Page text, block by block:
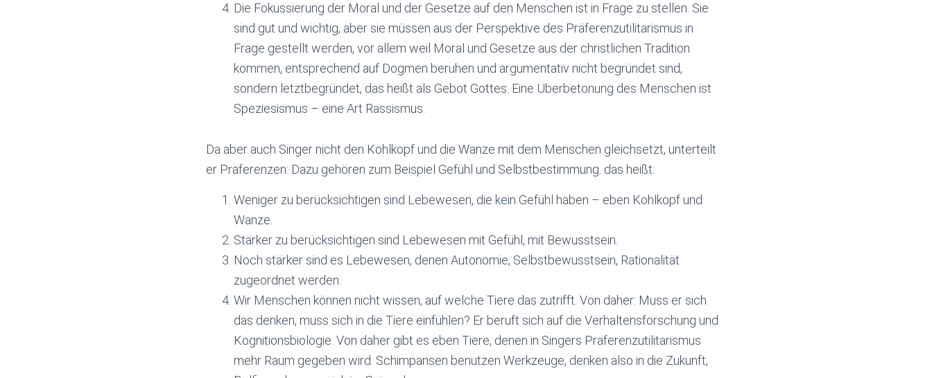
Die Fokussierung der Moral und der Gesetze auf den Menschen ist in Frage zu stellen. Sie
sind gut und wichtig, aber sie müssen aus der Perspektive des Präferenzutilitarismus in
Frage gestellt werden, vor allem weil Moral und Gesetze aus der christlichen Tradition
kommen, entsprechend auf Dogmen beruhen und argumentativ nicht begründet sind,
sondern letztbegründet, das heißt als Gebot Gottes. Eine Überbetonung des Menschen ist
Speziesismus – eine Art Rassismus.
Da aber auch Singer nicht den Kohlkopf und die Wanze mit dem Menschen gleichsetzt, unterteilt
er Präferenzen: Dazu gehören zum Beispiel Gefühl und Selbstbestimmung. das heißt:
Weniger zu berücksichtigen sind Lebewesen, die kein Gefühl haben – eben Kohlkopf und
Wanze.
Stärker zu berücksichtigen sind Lebewesen mit Gefühl, mit Bewusstsein.
Noch stärker sind es Lebewesen, denen Autonomie, Selbstbewusstsein, Rationalität
zugeordnet werden.
Wir Menschen können nicht wissen, auf welche Tiere das zutrifft. Von daher: Muss er sich
das denken, muss sich in die Tiere einfühlen? Er beruft sich auf die Verhaltensforschung und
Kognitionsbiologie. Von daher gibt es eben Tiere, denen in Singers Präferenzutilitarismus
mehr Raum gegeben wird. Schimpansen benutzen Werkzeuge, denken also in die Zukunft,